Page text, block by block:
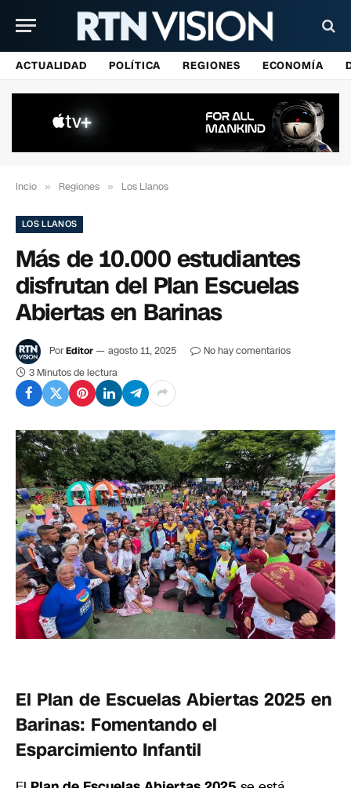
ACTUALIDAD POLÍTICA REGIONES ECONOMÍA
Incio » Regiones » Los Llanos
LOS LLANOS
Más de 10.000 estudiantes
disfrutan del Plan Escuelas
Abiertas en Barinas
PorEditor agosto 11, 2025
No hay comentarios
3 Minutos de lectura
El Plan de Escuelas Abiertas 2025 en
Barinas: Fomentando el
Esparcimiento Infantil